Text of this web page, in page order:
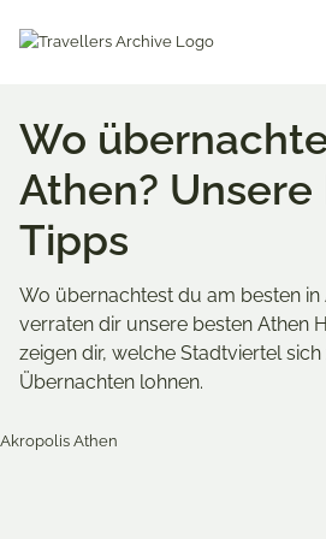
Wo
Athen?
Tipps
Wo übernachtest du am besten in
verraten dir unsere besten Athen
zeigen dir, welche Stadtviertel
Übernachten lohnen.